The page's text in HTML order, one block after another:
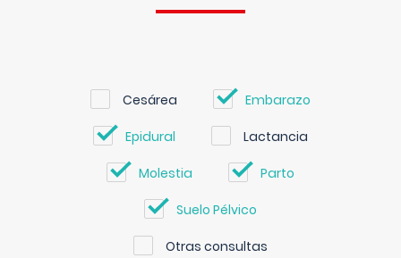
Cesárea Embarazo
Epidural Lactancia
Molestia Parto
Suelo Pélvico
Otras consultas